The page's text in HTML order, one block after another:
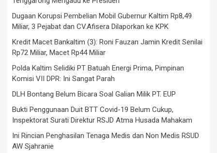
Dugaan Korupsi Pembelian Mobil Gubernur Kaltim Rp8,49
Miliar, 3 Pejabat dan CV.Afisera Dilaporkan ke KPK
Kredit Macet Bankaltim (3): Roni Fauzan Jamin Kredit Senilai
Rp72 Miliar, Macet Rp44 Miliar
Polda Kaltim Selidiki PT Batuah Energi Prima, Pimpinan
Komisi VII DPR: Ini Sangat Parah
DLH Bontang Belum Bicara Soal Galian Milik PT. EUP
Bukti Penggunaan Duit BTT Covid-19 Belum Cukup,
Inspektorat Surati Direktur RSJD Atma Husada Mahakam
Ini Rincian Penghasilan Tenaga Medis dan Non Medis RSUD
AW Sjahranie